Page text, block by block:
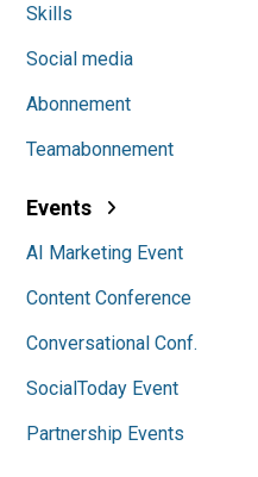
Skills
Social media
Abonnement
Teamabonnement
Events
AI Marketing Event
Content Conference
Conversational Conf.
SocialToday Event
Partnership Events